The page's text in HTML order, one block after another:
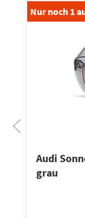
Nur noch 1
Audi
grau